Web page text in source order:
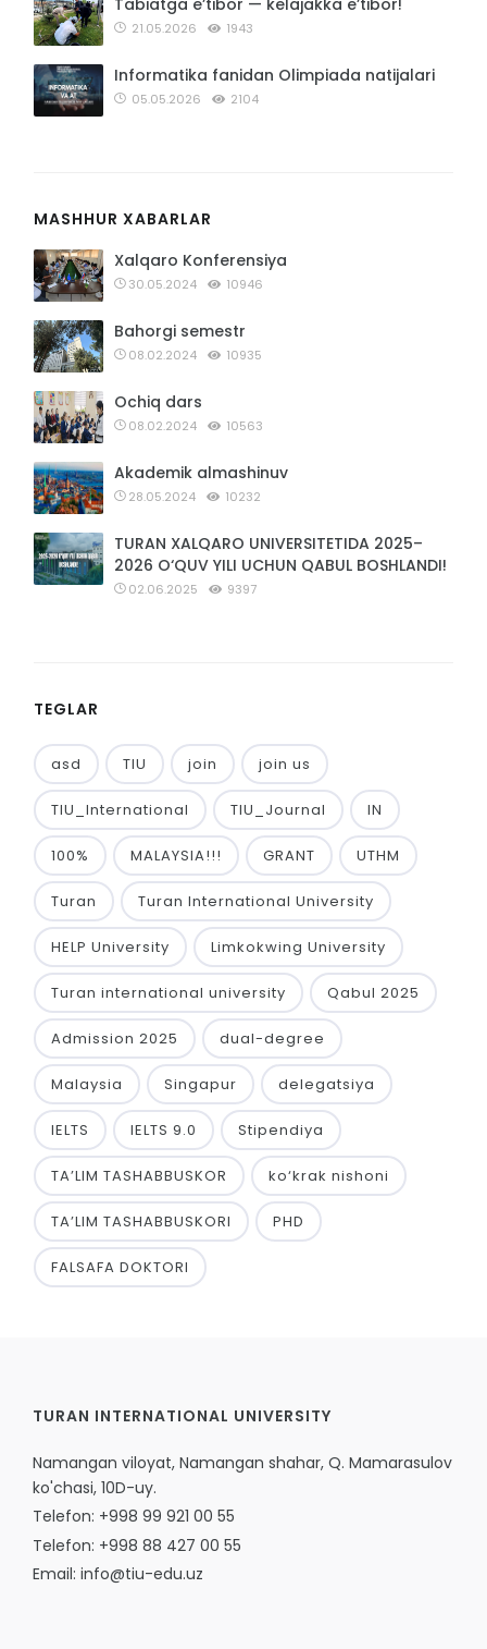
21.05.2026 1943
Informatika fanidan Olimpiada natijalari
05.05.2026 2104
MASHHUR XABARLAR
Xalqaro Konferensiya
30.05.2024 10946
Bahorgi semestr
08.02.2024 10935
Ochiq dars
08.02.2024 10563
Akademik almashinuv
28.05.2024 10232
TURAN XALQARO UNIVERSITETIDA 2025–
2026 O‘QUV YILI UCHUN QABUL BOSHLANDI!
02.06.2025 9397
TEGLAR
asd TIU join join us
TIU_International TIU_Journal IN
100% MALAYSIA!!! GRANT UTHM
Turan Turan International University
HELP University Limkokwing University
Turan international university Qabul 2025
Admission 2025 dual-degree
Malaysia Singapur delegatsiya
IELTS IELTS 9.0 Stipendiya
TA’LIM TASHABBUSKOR ko‘krak nishoni
TA’LIM TASHABBUSKORI PHD
FALSAFA DOKTORI
TURAN INTERNATIONAL UNIVERSITY
Namangan viloyat, Namangan shahar, Q. Mamarasulov
ko'chasi, 10D-uy.
Telefon: +998 99 921 00 55
Telefon: +998 88 427 00 55
Email: info@tiu-edu.uz